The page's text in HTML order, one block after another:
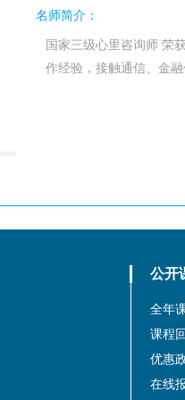
名师简介：
国家三级心里咨询师 荣
作经验，接触通信、金
公开
全年
课程
优惠
在线